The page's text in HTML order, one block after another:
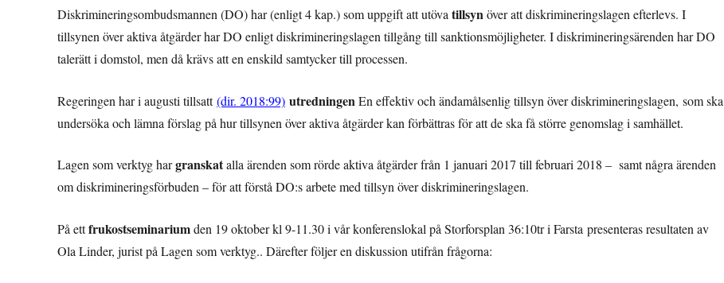
Diskrimineringsombudsmannen (DO) har (enligt 4 kap.) som uppgift att utöva tillsynöver att diskrimineringslagen efterlevs. I
tillsynen över aktiva åtgärder har DO enligt diskrimineringslagen tillgång till sanktionsmöjligheter. I diskrimineringsärenden har DO
talerätt i domstol, men då krävs att en enskild samtycker till processen.
Regeringen har i augusti tillsatt(dir. 2018:99) utredningen En effektiv och ändamålsenlig tillsyn över diskrimineringslagen, som ska
undersöka och lämna förslag på hur tillsynen över aktiva åtgärder kan förbättras för att de ska få större genomslag i samhället.
Lagen som verktyg hargranskatalla ärenden som rörde aktiva åtgärder från 1 januari 2017 till februari 2018 – samt några ärenden
om diskrimineringsförbuden – för att förstå DO:s arbete med tillsyn över diskrimineringslagen.
På ettfrukostseminariumden 19 oktober kl 9-11.30 i vår konferenslokal på Storforsplan 36:10tr i Farsta presenteras resultaten av
Ola Linder, jurist på Lagen som verktyg.. Därefter följer en diskussion utifrån frågorna: